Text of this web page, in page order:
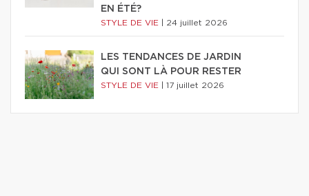
EN ÉTÉ?
STYLE DE VIE 24 juillet 2026
LES TENDANCES DE JARDIN
QUI SONT LÀ POUR RESTER
STYLE DE VIE 17 juillet 2026